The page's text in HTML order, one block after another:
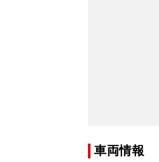
車両情報